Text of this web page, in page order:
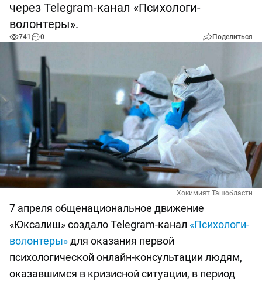
через Telegram-канал «Психологи-
волонтеры».
741 0 Поделиться
Хокимият Ташобласти
7 апреля общенациональное движение
«Юксалиш» создало Telegram-канал «Психологи-
волонтеры»для оказания первой
психологической онлайн-консультации людям,
оказавшимся в кризисной ситуации, в период